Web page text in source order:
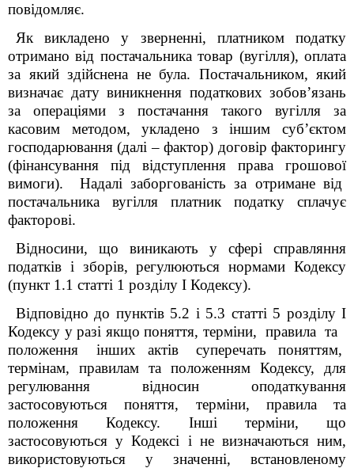
повідомляє.
Як викладено у зверненні, платником податку
отримано від постачальника товар (вугілля), оплата
за який здійснена не була. Постачальником, який
визначає дату виникнення податкових зобов’язань
за операціями з постачання такого вугілля за
касовим методом, укладено з іншим суб’єктом
господарювання (далі – фактор) договір факторингу
(фінансування під відступлення права грошової
вимоги). Надалі заборгованість за отримане від
постачальника вугілля платник податку сплачує
факторові.
Відносини, що виникають у сфері справляння
податків і зборів, регулюються нормами Кодексу
(пункт 1.1 статті 1 розділу І Кодексу).
Відповідно до пунктів 5.2 і 5.3 статті 5 розділу І
Кодексу у разі якщо поняття, терміни, правила та
положення інших актів суперечать поняттям,
термінам, правилам та положенням Кодексу, для
регулювання відносин оподаткування
застосовуються поняття, терміни, правила та
положення Кодексу. Інші терміни, що
застосовуються у Кодексі і не визначаються ним,
використовуються у значенні, встановленому